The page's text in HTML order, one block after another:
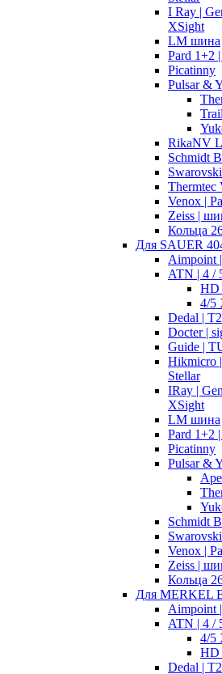
I Ray |
XSight
LM шина
Pard 1+2
Picatinny
Pulsar &
RikaNV
Schmidt
Thermtec
Venox |
Zeiss |
Кольца
Для SAUER
Aimpoint
ATN | 4 /
HD
4/5
Dedal |
Docter |
Guide |
Hikmicro
Stellar
IRay |
XSight
LM шина
Pard 1+2
Picatinny
Pulsar &
Schmidt
Venox |
Zeiss |
Кольца
Для MERKEL
Aimpoint
ATN | 4 /
4/5
HD
Dedal |